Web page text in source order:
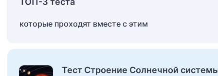
которые проходят вместе с этим
Тест Строение Солнечной